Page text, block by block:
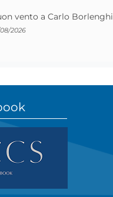
vento a Carlo Borlenghi
2026